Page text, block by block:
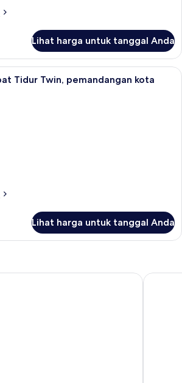
Lihat harga untuk tanggal Anda
Kamar Twin, 2 Tempat Tidur Twin,
Tidur Twin, pemandangan kota
Lihat harga untuk tanggal Anda
Prize by